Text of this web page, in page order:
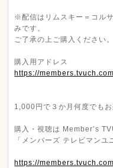
※配信は リムスキー＝コル
みです。
ご了承の上ご購入ください。
購入用アドレス
https://
1,000円で３か月何度でもお
購入・視聴は Member’s
「メンバーズ テレビマンユ
https://